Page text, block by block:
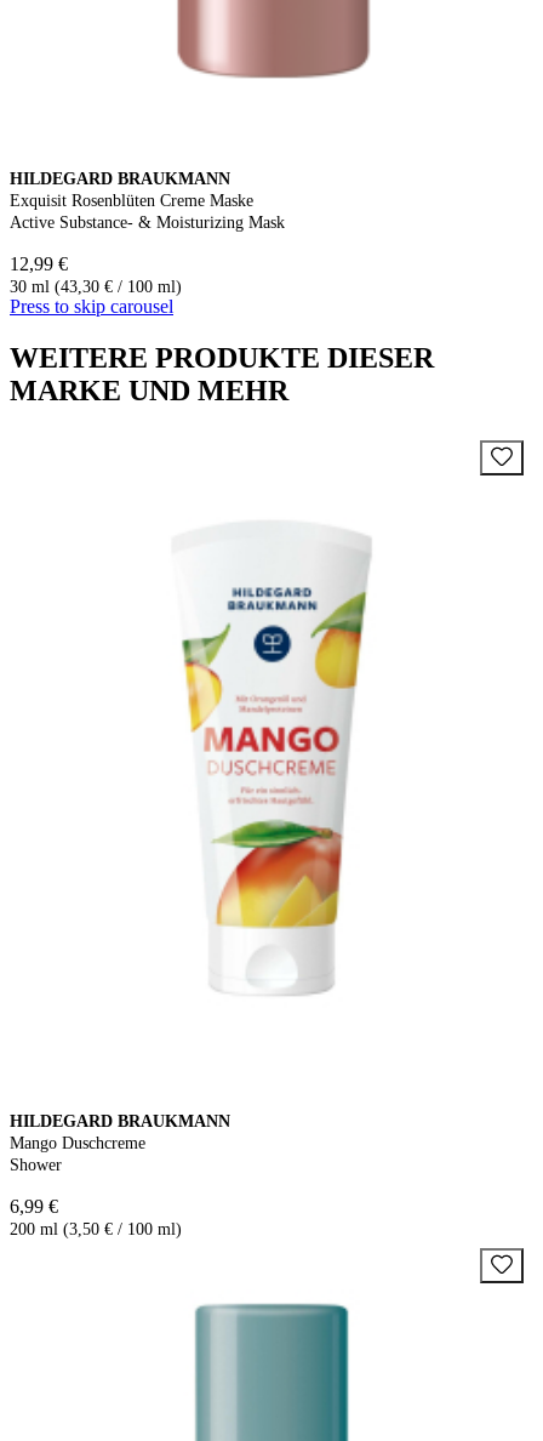
HILDEGARD BRAUKMANN
Exquisit Rosenblüten Creme Maske
Active Substance- & Moisturizing Mask
12,99 €
30 ml (43,30 € / 100 ml)
Press to skip carousel
WEITERE PRODUKTE DIESER
MARKE UND MEHR
HILDEGARD BRAUKMANN
Mango Duschcreme
Shower
6,99 €
200 ml (3,50 € / 100 ml)